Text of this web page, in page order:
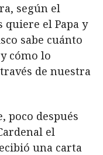
según el
quiere el Papa y
sabe cuánto
cómo lo
de nuestra
poco después
el
una carta